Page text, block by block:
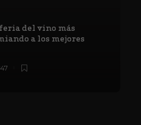
del vino más
a los mejores